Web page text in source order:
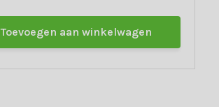
Toevoegen aan winkelwagen